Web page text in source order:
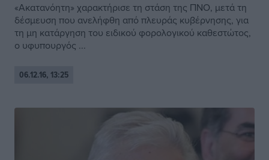
«Ακατανόητη» χαρακτήρισε τη στάση της ΠΝΟ, μετά τη
δέσμευση που ανελήφθη από πλευράς κυβέρνησης, για
τη μη κατάργηση του ειδικού φορολογικού καθεστώτος,
ο υφυπουργός ...
06.12.16, 13:25